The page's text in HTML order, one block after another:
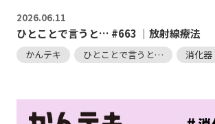
2026.06.11
ひとことで言うと… #663 ｜放射線療法
かんテキ ひとことで言うと… 消化器